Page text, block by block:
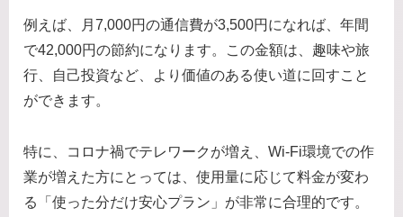
例えば、月7,000円の通信費が3,500円になれば、年間
で42,000円の節約になります。この金額は、趣味や旅
行、自己投資など、より価値のある使い道に回すこと
ができます。
特に、コロナ禍でテレワークが増え、Wi-Fi環境での作
業が増えた方にとっては、使用量に応じて料金が変わ
る「使った分だけ安心プラン」が非常に合理的です。